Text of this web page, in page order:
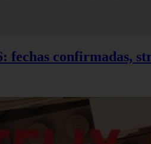
fechas confirmadas,